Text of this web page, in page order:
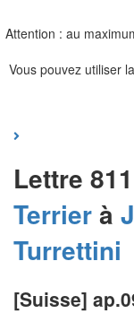
Attention : au
Vous pouvez utiliser
Lettre
Terrierà
Turrettini
[Suisse]